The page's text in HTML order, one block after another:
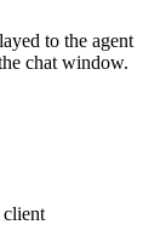
to the agent
chat window.